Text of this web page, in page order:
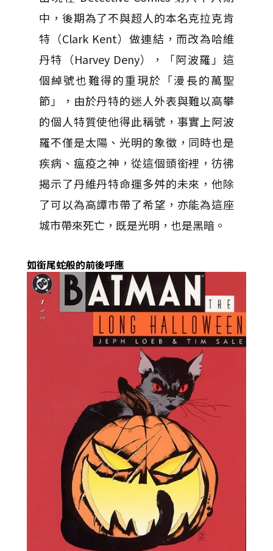
中，後期為了不與超人的本名克拉克肯
特（Clark Kent）做連結，而改為哈維
丹特（Harvey Deny），「阿波羅」這
個綽號也難得的重現於「漫長的萬聖
節」，由於丹特的迷人外表與難以高攀
的個人特質使他得此稱號，事實上阿波
羅不僅是太陽、光明的象徵，同時也是
疾病、瘟疫之神，從這個頭銜裡，彷彿
揭示了丹維丹特命運多舛的未來，他除
了可以為高譚市帶了希望，亦能為這座
城市帶來死亡，既是光明，也是黑暗。
如銜尾蛇般的前後呼應